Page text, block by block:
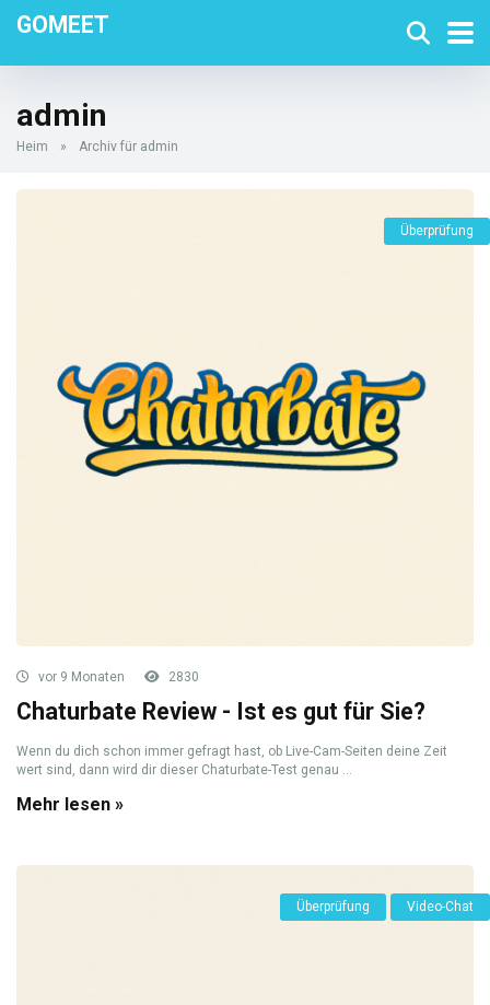
GOMEET
admin
Heim » Archiv für admin
Überprüfung
vor 9 Monaten 2830
Chaturbate Review - Ist es gut für Sie?
Wenn du dich schon immer gefragt hast, ob Live-Cam-Seiten deine Zeit
wert sind, dann wird dir dieser Chaturbate-Test genau ...
Mehr lesen »
Überprüfung Video-Chat